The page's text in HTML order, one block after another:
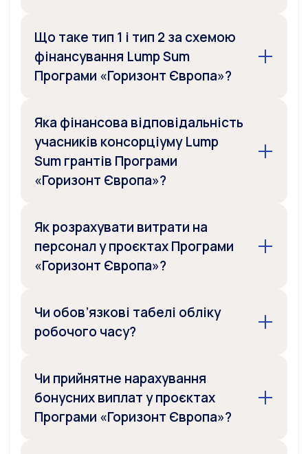
Що таке тип 1 і тип 2 за схемою
фінансування Lump Sum
Програми «Горизонт Європа»?
Яка фінансова відповідальність
учасників консорціуму Lump
Sum грантів Програми
«Горизонт Європа»?
Як розрахувати витрати на
персонал у проєктах Програми
«Горизонт Європа»?
Чи обов’язкові табелі обліку
робочого часу?
Чи прийнятне нарахування
бонусних виплат у проєктах
Програми «Горизонт Європа»?